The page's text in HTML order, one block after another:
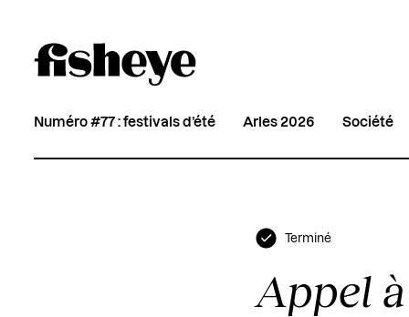
Numéro #77 : festivals d’été Arles 2026 Société
Terminé
Appel